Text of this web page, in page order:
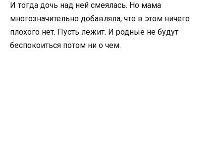
И тогда дочь над ней смеялась. Но мама
многозначительно добавляла, что в этом ничего
плохого нет. Пусть лежит. И родные не будут
беспокоиться потом ни о чем.